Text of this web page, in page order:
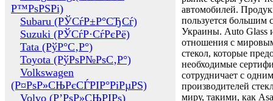
Р™РѕРЅРі)
Subaru (РЎСѓР±Р°СЂСѓ)
Suzuki (РЎСѓР·СѓРєРё)
Tata (РўР°С‚Р°)
Toyota (РўРѕР№РѕС‚Р°)
Volkswagen
(Р¤РѕР»СЊРєСЃРІР°РіРµРЅ)
Volvo (Р’РѕР»СЊРІРѕ)
автомобилей.
пользуется большим
Украины. Auto Glass
отношения с
стекол, которые
необходимые
сотрудничает с
производителей
миру, такими, как